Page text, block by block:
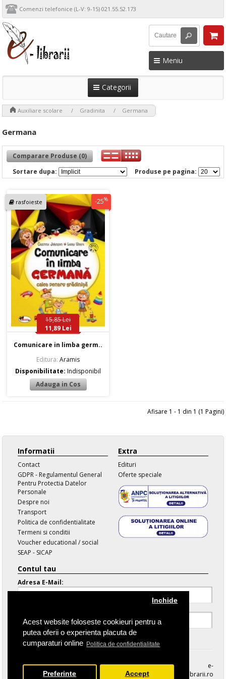
Acest website foloseste cookieuri pentru a
putea oferii o experienta placuta de
cumparaturi online Politica de confidentialitate
Inchide
Preferinte Accept
Comenzi telefonice (L-V: 9-15) 021.55.52.173
Meniu
Categorii
Auxiliare scolare Gradinita Germana
Germana
Comparare Produse (0)
Produse pe pagina:
Sortare dupa:
rasfoieste -25%
15,85 Lei
11,89 Lei
Comunicare in limba germ..
Editura: Aramis
Disponibilitate:Indisponibil
Afisare 1 - 1 din 1 (1 Pagini)
Informatii
Contact
GDPR - Regulamentul General
Pentru Protectia Datelor
Personale
Despre noi
Transport
Politica de confidentialitate
Termeni si conditii
Voucher educational / social
SEAP - SICAP
Extra
Edituri
Oferte speciale
Contul tau
Adresa E-Mail:
Parola Uitata
e-
librarii.ro